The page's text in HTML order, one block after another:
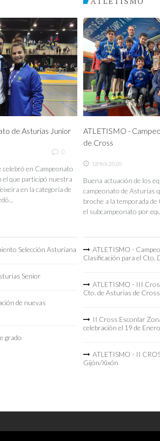
de Asturias Junior
0
celebró en Campeonato
que participó nuestra
en la categoría de
Selección Asturiana
Senior
de nuevas
grado
ATLETISMO -
de Cross
18 feb 2020
Buena actuación de los
campeonato de Asturias
broche a la temporada
el subcampeonato por
ATLETISMO -
Clasificación para el Cto.
ATLETISMO - III
Cto. de Asturias de Cross
II Cross Esconlar
celebración el 19 de
ATLETISMO - II
Gijón/Xixón